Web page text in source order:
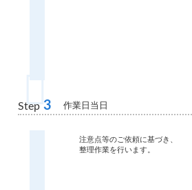
Step 3 作業日当日
注意点等のご依頼に基づき、
整理作業を行います。